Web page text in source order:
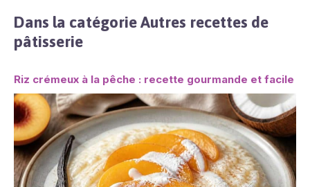
Dans la catégorie Autres recettes de
pâtisserie
Riz crémeux à la pêche : recette gourmande et facile